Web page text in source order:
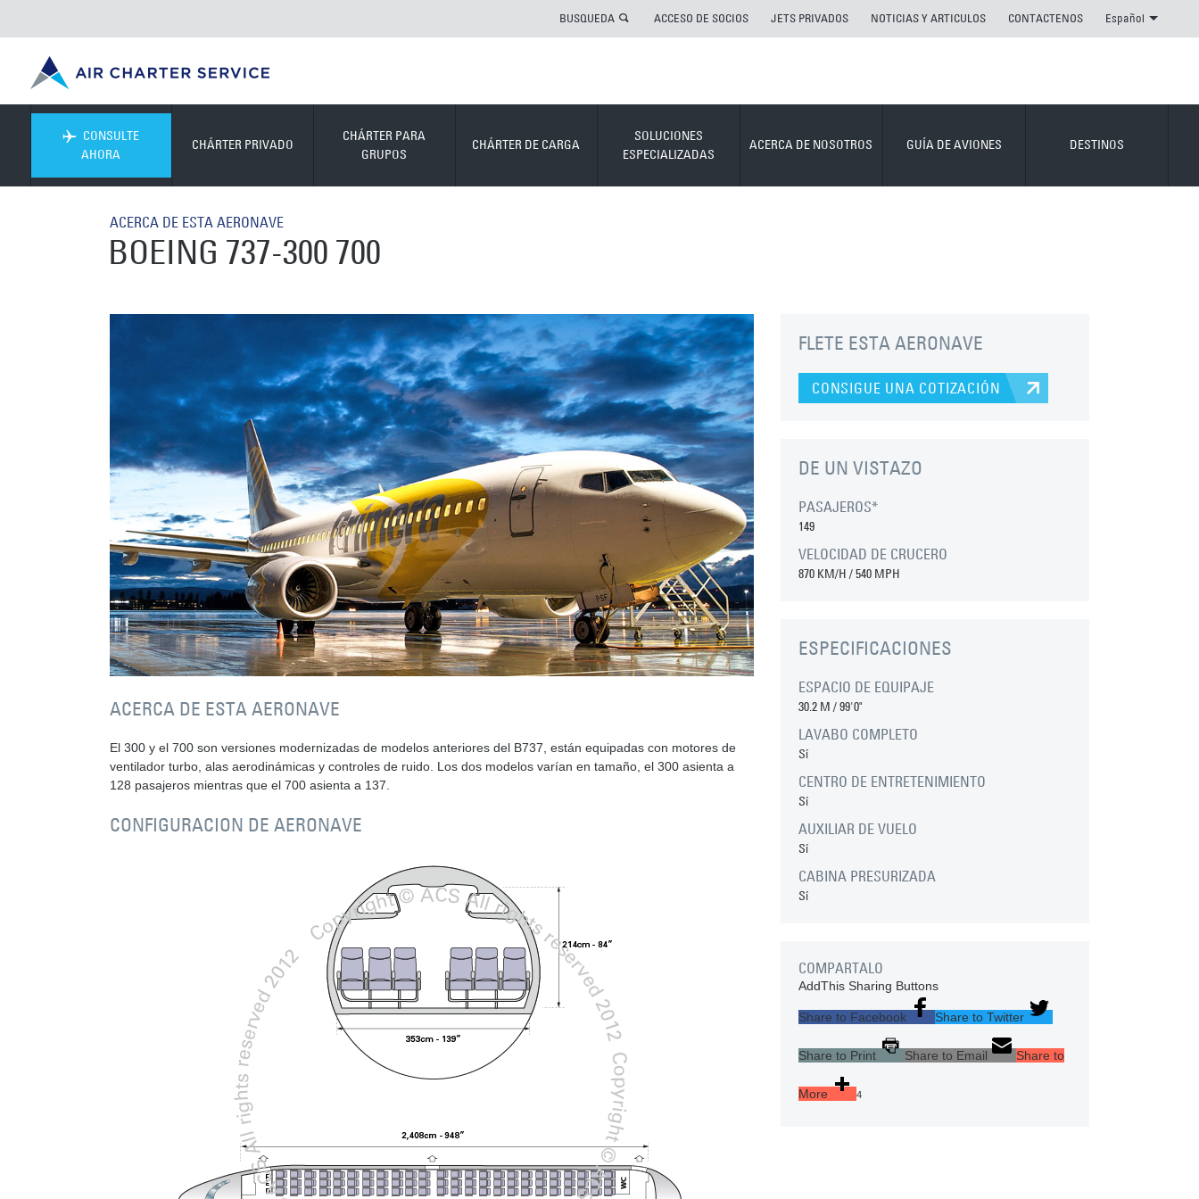
BUSQUEDA ACCESO DE SOCIOS JETS PRIVADOS NOTICIAS Y ARTICULOS CONTACTENOS Español
CONSULTE
AHORA
CHÁRTER PRIVADO
CHÁRTER PARA
GRUPOS
CHÁRTER DE CARGA
SOLUCIONES
ESPECIALIZADAS
ACERCA DE NOSOTROS GUÍA DE AVIONES DESTINOS
ACERCA DE ESTA AERONAVE
BOEING 737-300 700
ACERCA DE ESTA AERONAVE
El 300 y el 700 son versiones modernizadas de modelos anteriores del B737, están equipadas con motores de
ventilador turbo, alas aerodinámicas y controles de ruido. Los dos modelos varían en tamaño, el 300 asienta a
128 pasajeros mientras que el 700 asienta a 137.
CONFIGURACION DE AERONAVE
FLETE ESTA AERONAVE
CONSIGUE UNA COTIZACIÓN
DE UN VISTAZO
PASAJEROS*
149
VELOCIDAD DE CRUCERO
870 KM/H / 540 MPH
ESPECIFICACIONES
ESPACIO DE EQUIPAJE
30.2 M /99'0"
LAVABO COMPLETO
Sí
CENTRO DE ENTRETENIMIENTO
Sí
AUXILIAR DE VUELO
Sí
CABINA PRESURIZADA
Sí
COMPARTALO
AddThis Sharing Buttons
Share to Facebook Share to Twitter
Share to Print Share to Email Share to
More 4